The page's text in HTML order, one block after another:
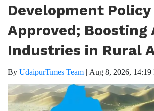
Development Policy
Approved; Boosting
Industries in Rural
By UdaipurTimes Team Aug 8, 2026, 14:19